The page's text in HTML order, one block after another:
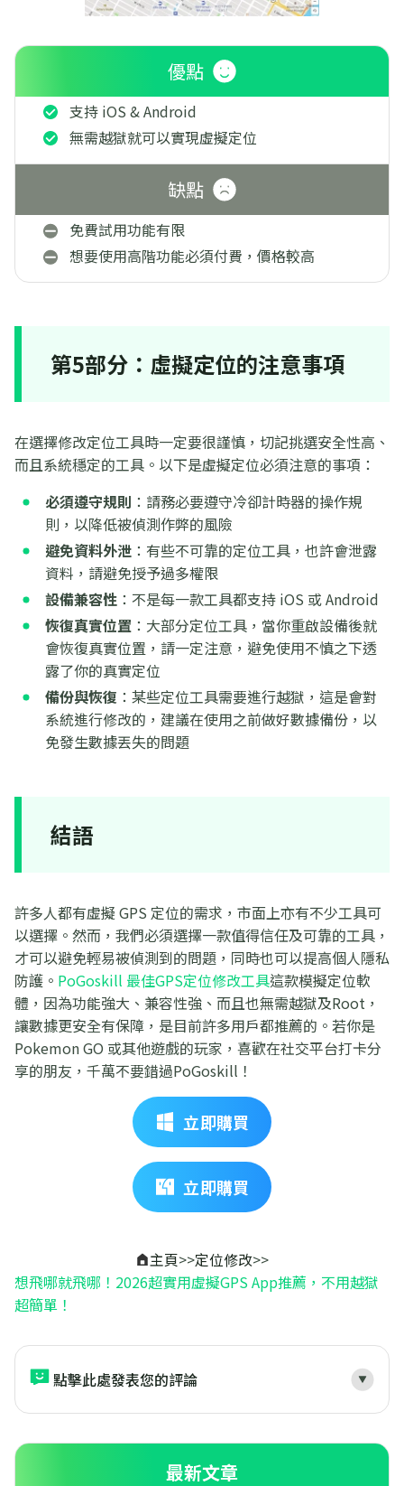
優點
支持 iOS & Android
無需越獄就可以實現虛擬定位
缺點
免費試用功能有限
想要使用高階功能必須付費，價格較高
第5部分：虛擬定位的注意事項
在選擇修改定位工具時一定要很謹慎，切記挑選安全性高、
而且系統穩定的工具。以下是虛擬定位必須注意的事項：
必須遵守規則 ：請務必要遵守冷卻計時器的操作規
則，以降低被偵測作弊的風險
避免資料外泄 ：有些不可靠的定位工具，也許會泄露
資料，請避免授予過多權限
設備兼容性 ：不是每一款工具都支持 iOS 或 Android
恢復真實位置 ：大部分定位工具，當你重啟設備後就
會恢復真實位置，請一定注意，避免使用不慎之下透
露了你的真實定位
備份與恢復 ：某些定位工具需要進行越獄，這是會對
系統進行修改的，建議在使用之前做好數據備份，以
免發生數據丟失的問題
結語
許多人都有虛擬 GPS 定位的需求，市面上亦有不少工具可
以選擇。然而，我們必須選擇一款值得信任及可靠的工具，
才可以避免輕易被偵測到的問題，同時也可以提高個人隱私
防護。 PoGoskill 最佳GPS定位修改工具這款模擬定位軟
體，因為功能強大、兼容性強、而且也無需越獄及Root，
讓數據更安全有保障，是目前許多用戶都推薦的。若你是
Pokemon GO 或其他遊戲的玩家，喜歡在社交平台打卡分
享的朋友，千萬不要錯過PoGoskill！
立即購買
立即購買
主頁>>定位修改>>
想飛哪就飛哪！2026超實用虛擬GPS App推薦，不用越獄
超簡單！
點擊此處發表您的評論
最新文章